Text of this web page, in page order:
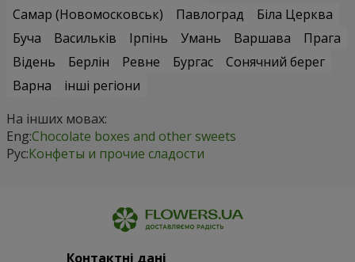
Самар (Новомосковськ)
Павлоград
Біла Церква
Буча
Васильків Ірпінь Умань Варшава
Прага
Відень
Берлін Ревне Бургас
Сонячний берег
Варна
інші регіони
На інших мовах:
Eng:Chocolate boxes and other sweets
Рус:Конфеты и прочие сладости
Контактні дані